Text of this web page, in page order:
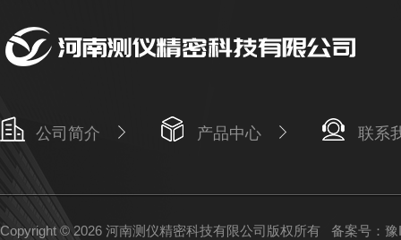
公司简介 产品中心 联系
Copyright © 2026 河南测仪精密科技有限公司版权所有 备案号：